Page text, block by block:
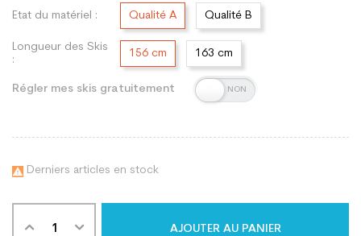
Etat du matériel : Qualité A Qualité B
Longueur des Skis
:
156 cm 163 cm
Régler mes skis gratuitement
 Derniers articles en stock
AJOUTER AU PANIER